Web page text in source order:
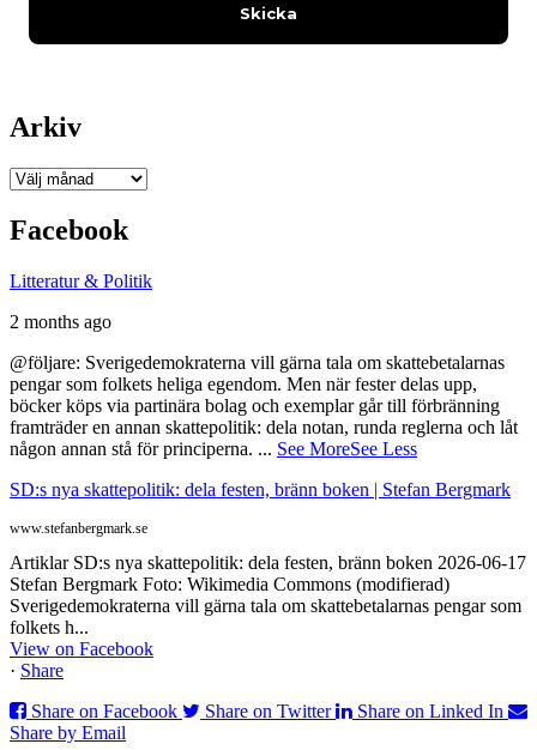
Arkiv
Arkiv
Facebook
Litteratur & Politik
2 months ago
@följare: Sverigedemokraterna vill gärna tala om skattebetalarnas
pengar som folkets heliga egendom. Men när fester delas upp,
böcker köps via partinära bolag och exemplar går till förbränning
framträder en annan skattepolitik: dela notan, runda reglerna och låt
någon annan stå för principerna. ... See MoreSee Less
SD:s nya skattepolitik: dela festen, bränn boken | Stefan Bergmark
www.stefanbergmark.se
Artiklar SD:s nya skattepolitik: dela festen, bränn boken 2026-06-17
Stefan Bergmark Foto: Wikimedia Commons (modifierad)
Sverigedemokraterna vill gärna tala om skattebetalarnas pengar som
folkets h...
View on Facebook
· Share
Share on Facebook
Share on Twitter
Share on Linked In
Share by Email